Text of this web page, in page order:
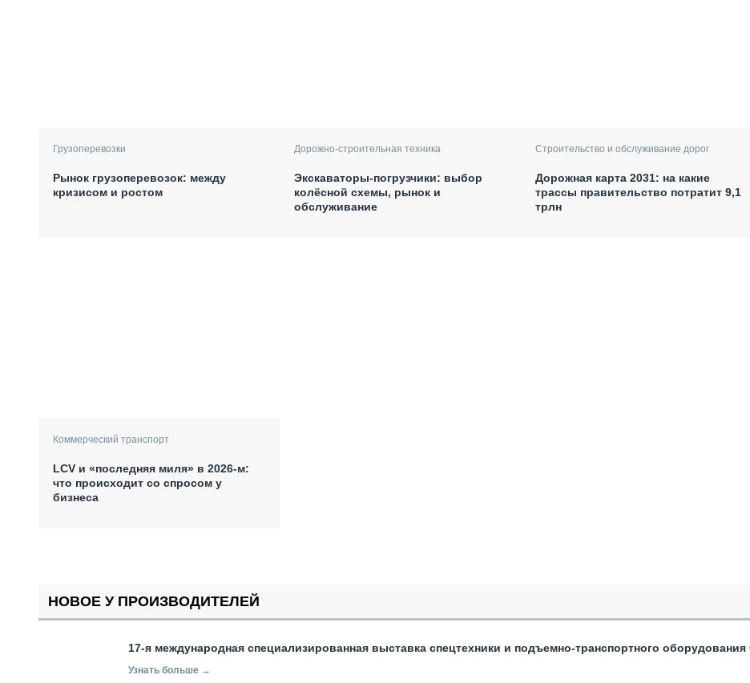
Грузоперевозки
Рынок грузоперевозок: между
кризисом и ростом
Дорожно-строительная техника
Экскаваторы-погрузчики: выбор
колёсной схемы, рынок и
обслуживание
Строительство и обслуживание дорог
Дорожная карта 2031: на какие
трассы правительство потратит 9,1
трлн
Коммерческий транспорт
LCV и «последняя миля» в 2026-м:
что происходит со спросом у
бизнеса
НОВОЕ У ПРОИЗВОДИТЕЛЕЙ
17-я международная специализированная выставка спецтехники и подъемно-транспортного
Узнать больше →